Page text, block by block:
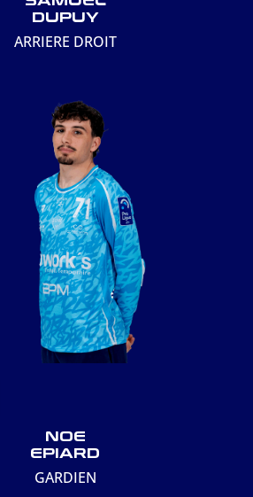
DUPUY
ARRIERE DROIT
NOE
EPIARD
GARDIEN